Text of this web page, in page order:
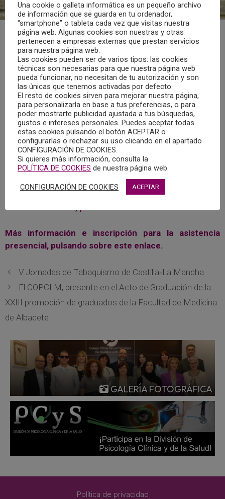
El Consejo General de la Psicología y el Colegio Oficial de
la Psicología de Madrid, están organizando la Conferencia
Internacional “Los retos de la Psicología en un mundo en
guerra. ¿Puede haber paz sin salud mental?”, que impartirá
el Dr. Wilson López (Colombia), el próximo 17 de junio de
2026, de 12:00 a 13:30 horas, en la sede del COP de Madrid
(Área de Formación – Cuesta de San Vicente 4, 5ª planta).
La entrada es gratuita, previa inscripción, tanto para seguir
el evento mediante videoconferencia, como para acudir
presencialmente.
Más información e inscripciones para la
videoconferencia, pulsando sobre este enlace.
Más información e inscripción para la asistencia
presencial, pulsando sobre este enlace.
V Jornadas de Tabaquismo de Castilla‑La Mancha
El COPCLM, presente en el Acto de Graduación de la
XXIII promoción de graduados de la Facultad de Medicina
de Albacete
GALERÍA FOTOGRÁFICA
Política de privacidad
Una cookie o galleta informática es un pequeño archivo
de información que se guarda en tu ordenador,
“smartphone” o tableta cada vez que visitas nuestra
página web. Algunas cookies son nuestras y otras
pertenecen a empresas externas que prestan servicios
para nuestra página web.
Las cookies pueden ser de varios tipos: las cookies
técnicas son necesarias para que nuestra página web
pueda funcionar, no necesitan de tu autorización y son
las únicas que tenemos activadas por defecto.
El resto de cookies sirven para mejorar nuestra página,
para personalizarla en base a tus preferencias, o para
poder mostrarte publicidad ajustada a tus búsquedas,
gustos e intereses personales. Puedes aceptar todas
estas cookies pulsando el botón ACEPTAR o
configurarlas o rechazar su uso clicando en el apartado
CONFIGURACIÓN DE COOKIES.
Si quieres más información, consulta la
POLÍTICA DE COOKIES de nuestra página web.
CONFIGURACIÓN DE COOKIES ACEPTAR